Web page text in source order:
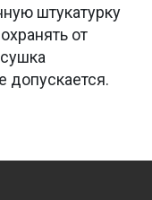
штукатурку
от
допускается.